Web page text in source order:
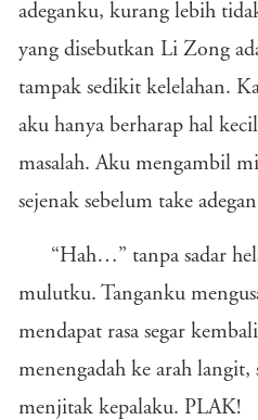
adeganku, kurang lebih
yang disebutkan Li Zong
tampak sedikit kelelahan.
aku hanya berharap hal
masalah. Aku mengambil
sejenak sebelum take
“Hah…” tanpa sadar
mulutku. Tanganku
mendapat rasa segar
menengadah ke arah langit,
menjitak kepalaku. PLAK!